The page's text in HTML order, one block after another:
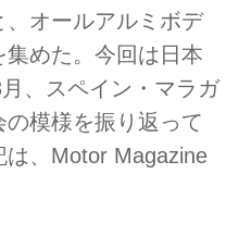
オールアルミボデ
集めた。今回は日本
、スペイン・マラガ
模様を振り返って
、Motor Magazine